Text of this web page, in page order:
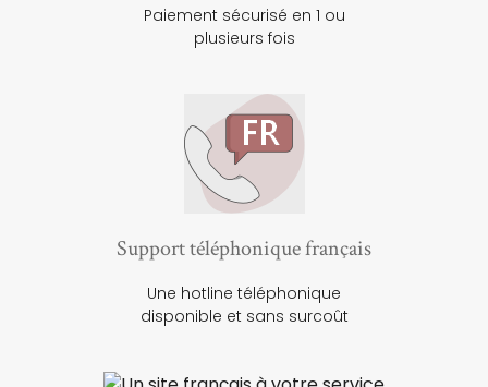
Paiement sécurisé en 1 ou
plusieurs fois
Support téléphonique français
Une hotline téléphonique
disponible et sans surcoût